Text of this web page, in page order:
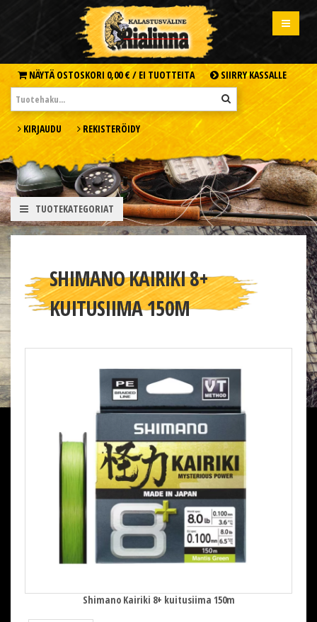
NÄYTÄ OSTOSKORI 0,00 € / EI TUOTTEITA SIIRRY KASSALLE
KIRJAUDU REKISTERÖIDY
TUOTEKATEGORIAT
SHIMANO KAIRIKI 8+
KUITUSIIMA 150M
Shimano Kairiki 8+ kuitusiima 150m